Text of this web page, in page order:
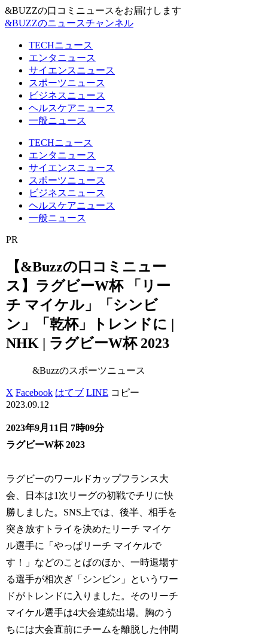
&BUZZの口コミニュースをお届けします
&BUZZのニュースチャンネル
TECHニュース
エンタニュース
サイエンスニュース
スポーツニュース
ビジネスニュース
ヘルスケアニュース
一般ニュース
TECHニュース
エンタニュース
サイエンスニュース
スポーツニュース
ビジネスニュース
ヘルスケアニュース
一般ニュース
PR
【&Buzzの口コミニュー
ス】ラグビーW杯 「リー
チ マイケル」「シンビ
ン」「乾杯」トレンドに |
NHK | ラグビーW杯 2023
&Buzzのスポーツニュース
X Facebook はてブ LINE コピー
2023.09.12
2023年9月11日 7時09分
ラグビーW杯 2023
ラグビーのワールドカップフランス大
会、日本は1次リーグの初戦でチリに快
勝しました。SNS上では、後半、相手を
突き放すトライを決めたリーチ マイケ
ル選手に「やっぱリーチ マイケルで
す！」などのことばのほか、一時退場す
る選手が相次ぎ「シンビン」というワー
ドがトレンドに入りました。そのリーチ
マイケル選手は4大会連続出場。胸のう
ちには大会直前にチームを離脱した仲間